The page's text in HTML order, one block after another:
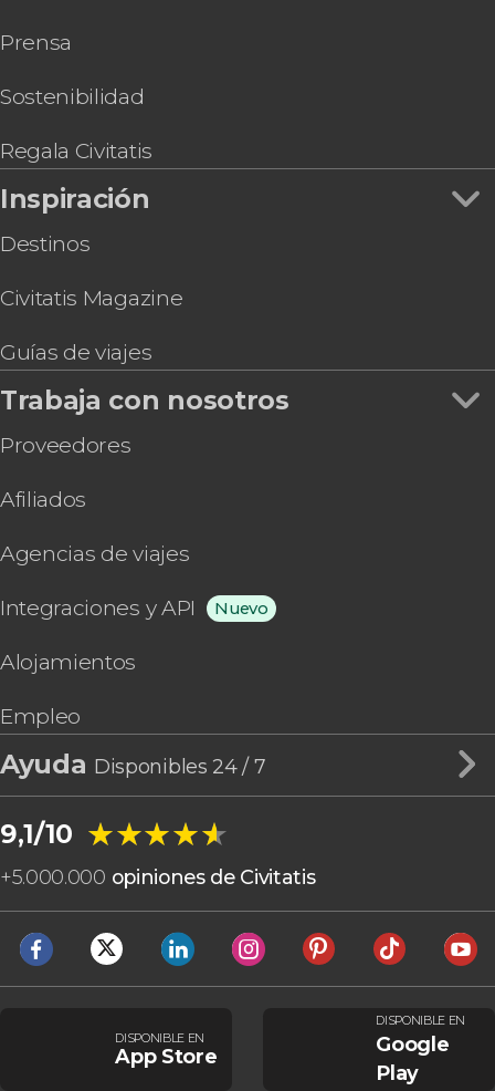
Prensa
Sostenibilidad
Regala Civitatis
Inspiración
Destinos
Civitatis Magazine
Guías de viajes
Trabaja con nosotros
Proveedores
Afiliados
Agencias de viajes
Integraciones y API Nuevo
Alojamientos
Empleo
Ayuda Disponibles 24 / 7
9,1/10 ★★★★★
★★★★★
+5.000.000 opiniones de Civitatis
DISPONIBLE EN
App Store
DISPONIBLE EN
Google
Play